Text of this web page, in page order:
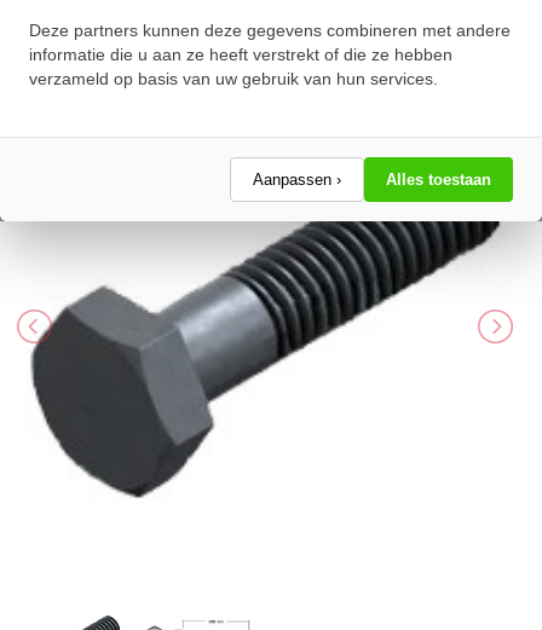
Deze partners kunnen deze gegevens combineren met andere
informatie die u aan ze heeft verstrekt of die ze hebben
verzameld op basis van uw gebruik van hun services.
Aanpassen › Alles toestaan
Schrijf een review!